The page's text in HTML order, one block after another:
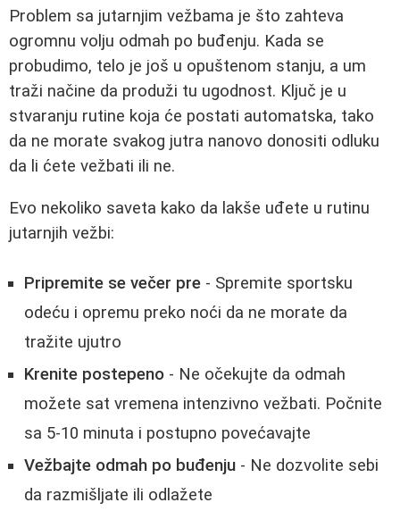
Problem sa jutarnjim vežbama je što zahteva
ogromnu volju odmah po buđenju. Kada se
probudimo, telo je još u opuštenom stanju, a um
traži načine da produži tu ugodnost. Ključ je u
stvaranju rutine koja će postati automatska, tako
da ne morate svakog jutra nanovo donositi odluku
da li ćete vežbati ili ne.
Evo nekoliko saveta kako da lakše uđete u rutinu
jutarnjih vežbi:
Pripremite se večer pre - Spremite sportsku
odeću i opremu preko noći da ne morate da
tražite ujutro
Krenite postepeno - Ne očekujte da odmah
možete sat vremena intenzivno vežbati. Počnite
sa 5-10 minuta i postupno povećavajte
Vežbajte odmah po buđenju - Ne dozvolite sebi
da razmišljate ili odlažete